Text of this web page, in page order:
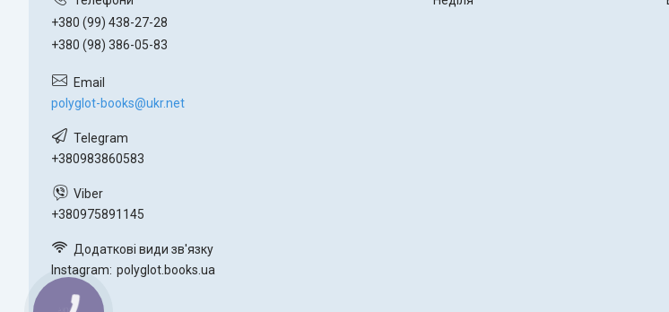
+380 (99) 438-27-28
+380 (98) 386-05-83
polyglot-books@ukr.net
+380983860583
+380975891145
Instagram polyglot.books.ua
КНОПКА